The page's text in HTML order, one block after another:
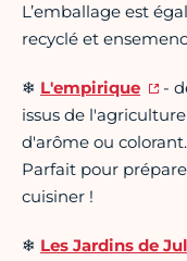
L’emballage est
recyclé et
❄ L'empirique
-
issus de
d'arôme ou colorant.
Parfait pour
cuisiner !
❄ Les Jardins de